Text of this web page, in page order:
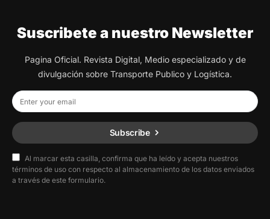
Suscribete a nuestro Newsletter
Pagina Oficial. Revista Digital, Medio especializado y de
divulgación sobre Transporte Publico y Logística.
Subscribe
Al marcar esta casilla, confirma que ha leído y acepta nuestros
términos de uso con respecto al almacenamiento de los datos enviados
a través de este formulario.